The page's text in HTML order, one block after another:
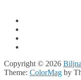
Copyright © 2026
Theme: ColorMag by